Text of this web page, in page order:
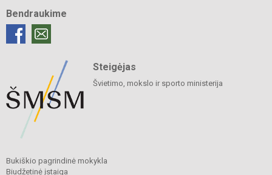
Bendraukime
Steigėjas
Švietimo, mokslo ir sporto ministerija
Bukiškio pagrindinė mokykla
Biudžetinė įstaiga